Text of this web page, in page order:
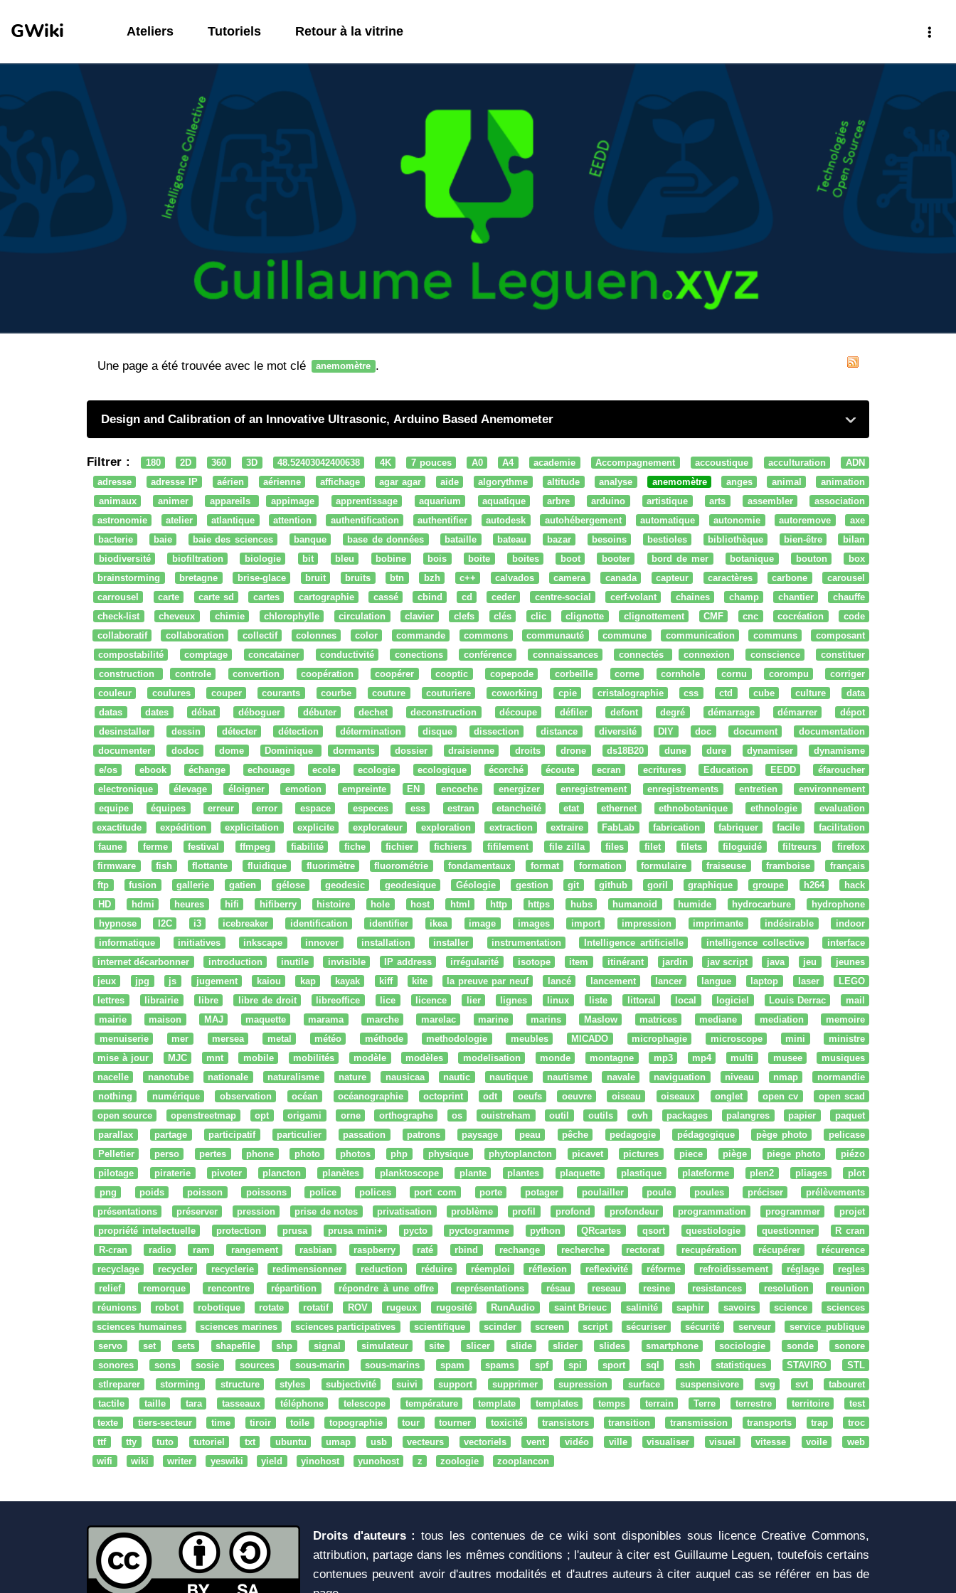
GWiki Ateliers Tutoriels Retour à la vitrine
Une page a été trouvée avec le mot clé anemomètre .
Design and Calibration of an Innovative Ultrasonic, Arduino Based Anemometer
Filtrer : 180 2D 360 3D 48.52403042400638 4K 7 pouces A0 A4 academie Accompagnement accoustique acculturation
ADN
adresse
adresse IP aérien aérienne affichage agar agar aide algorythme altitude analyse anemomètre anges animal
animation
animaux
animer appareils appimage apprentissage aquarium aquatique arbre arduino artistique arts assembler
association
astronomie
atelier atlantique attention authentification authentifier autodesk autohébergement automatique autonomie autoremove
axe
bacterie
baie baie des sciences banque base de données bataille bateau bazar besoins bestioles bibliothèque bien-être
bilan
biodiversité
biofiltration biologie bit bleu bobine bois boite boites boot booter bord de mer botanique bouton
box
brainstorming
bretagne brise-glace bruit bruits btn bzh c++ calvados camera canada capteur caractères carbone
carousel
carrousel
carte carte sd cartes cartographie cassé cbind cd ceder centre-social cerf-volant chaines champ chantier
chauffe
check-list
cheveux chimie chlorophylle circulation clavier clefs clés clic clignotte clignottement CMF cnc cocréation
code
collaboratif
collaboration collectif colonnes color commande commons communauté commune communication communs
composant
compostabilité
comptage concatainer conductivité conections conférence connaissances connectés connexion conscience
constituer
construction
controle convertion coopération coopérer cooptic copepode corbeille corne cornhole cornu corompu
corriger
couleur
coulures couper courants courbe couture couturiere coworking cpie cristalographie css ctd cube culture
data
datas
dates débat déboguer débuter dechet deconstruction découpe défiler defont degré démarrage démarrer
dépot
desinstaller
dessin détecter détection détermination disque dissection distance diversité DIY doc document
documentation
documenter
dodoc dome Dominique dormants dossier draisienne droits drone ds18B20 dune dure dynamiser
dynamisme
e/os
ebook échange echouage ecole ecologie ecologique écorché écoute ecran ecritures Education EEDD
éfaroucher
electronique
élevage éloigner emotion empreinte EN encoche energizer enregistrement enregistrements entretien
environnement
equipe
équipes erreur error espace especes ess estran etancheité etat ethernet ethnobotanique ethnologie
evaluation
exactitude
expédition explicitation explicite explorateur exploration extraction extraire FabLab fabrication fabriquer facile
facilitation
faune
ferme festival ffmpeg fiabilité fiche fichier fichiers fifilement file zilla files filet filets filoguidé filtreurs
firefox
firmware
fish flottante fluidique fluorimètre fluorométrie fondamentaux format formation formulaire fraiseuse framboise
français
ftp
fusion gallerie gatien gélose geodesic geodesique Géologie gestion git github goril graphique groupe h264
hack
HD
hdmi heures hifi hifiberry histoire hole host html http https hubs humanoid humide hydrocarbure
hydrophone
hypnose
I2C i3 icebreaker identification identifier ikea image images import impression imprimante indésirable
indoor
informatique
initiatives inkscape innover installation installer instrumentation Intelligence artificielle intelligence collective
interface
internet décarbonner
introduction inutile invisible IP address irrégularité isotope item itinérant jardin jav script java jeu
jeunes
jeux
jpg js jugement kaiou kap kayak kiff kite la preuve par neuf lancé lancement lancer langue laptop laser
LEGO
lettres
librairie libre libre de droit libreoffice lice licence lier lignes linux liste littoral local logiciel Louis Derrac
mail
mairie
maison MAJ maquette marama marche marelac marine marins Maslow matrices mediane mediation
memoire
menuiserie
mer mersea metal météo méthode methodologie meubles MICADO microphagie microscope mini
ministre
mise à jour
MJC mnt mobile mobilités modèle modèles modelisation monde montagne mp3 mp4 multi musee
musiques
nacelle
nanotube nationale naturalisme nature nausicaa nautic nautique nautisme navale naviguation niveau nmap
normandie
nothing
numérique observation océan océanographie octoprint odt oeufs oeuvre oiseau oiseaux onglet open cv
open scad
open source
openstreetmap opt origami orne orthographe os ouistreham outil outils ovh packages palangres papier
paquet
parallax
partage participatif particulier passation patrons paysage peau pêche pedagogie pédagogique pège photo
pelicase
Pelletier
perso pertes phone photo photos php physique phytoplancton picavet pictures piece piège piege photo
piézo
pilotage
piraterie pivoter plancton planètes planktoscope plante plantes plaquette plastique plateforme plen2 pliages
plot
png
poids poisson poissons police polices port com porte potager poulailler poule poules préciser
prélèvements
présentations
préserver pression prise de notes privatisation problème profil profond profondeur programmation programmer
projet
propriété intelectuelle
protection prusa prusa mini+ pycto pyctogramme python QRcartes qsort questiologie questionner
R cran
R-cran
radio ram rangement rasbian raspberry raté rbind rechange recherche rectorat recupération récupérer
récurence
recyclage
recycler recyclerie redimensionner reduction réduire réemploi réflexion reflexivité réforme refroidissement réglage
regles
relief
remorque rencontre répartition répondre à une offre représentations résau reseau resine resistances resolution
reunion
réunions
robot robotique rotate rotatif ROV rugeux rugosité RunAudio saint Brieuc salinité saphir savoirs science
sciences
sciences humaines
sciences marines sciences participatives scientifique scinder screen script sécuriser sécurité serveur
service_publique
servo
set sets shapefile shp signal simulateur site slicer slide slider slides smartphone sociologie sonde
sonore
sonores
sons sosie sources sous-marin sous-marins spam spams spf spi sport sql ssh statistiques STAVIRO
STL
stlreparer
storming structure styles subjectivité suivi support supprimer supression surface suspensivore svg svt
tabouret
tactile
taille tara tasseaux téléphone telescope température template templates temps terrain Terre terrestre territoire
test
texte
tiers-secteur time tiroir toile topographie tour tourner toxicité transistors transition transmission transports trap
troc
ttf
tty tuto tutoriel txt ubuntu umap usb vecteurs vectoriels vent vidéo ville visualiser visuel vitesse voile
web
wifi
wiki writer yeswiki yield yinohost yunohost z zoologie zooplancon
Droits d'auteurs : tous les contenues de ce wiki sont disponibles sous licence Creative Commons,
attribution, partage dans les mêmes conditions ; l'auteur à citer est Guillaume Leguen, toutefois certains
contenues peuvent avoir d'autres modalités et d'autres auteurs à citer auquel cas se référer en bas de